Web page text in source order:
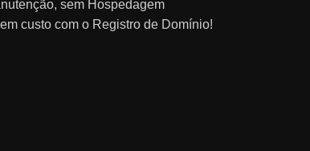
sem Hospedagem
custo com o Registro de Domínio!